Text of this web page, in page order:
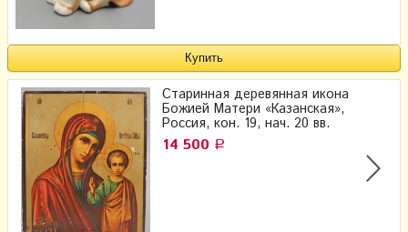
Старинная деревянная икона
Божией Матери «Казанская»,
Россия, кон. 19, нач. 20 вв.
14 500 Р